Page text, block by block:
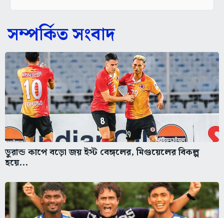
সম্পর্কিত সংবাদ
ডুরান্ড কাপে বড়ো জয় ইস্ট বেঙ্গলের, মিগুয়েলের বিকল্প
হয়ে...